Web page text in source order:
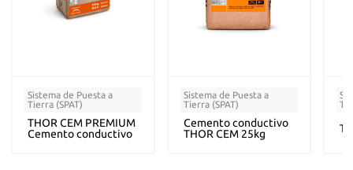
Sistema de Puesta a
Tierra (SPAT)
THOR CEM PREMIUM
Cemento conductivo
Sistema de Puesta a
Tierra (SPAT)
Cemento conductivo
THOR CEM 25kg